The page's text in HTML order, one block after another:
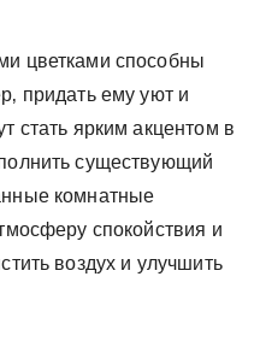
цветками способны
придать ему уют и
стать ярким акцентом в
существующий
комнатные
спокойствия и
воздух и улучшить